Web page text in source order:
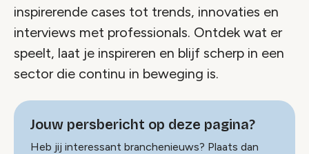
inspirerende cases tot trends, innovaties en
interviews met professionals. Ontdek wat er
speelt, laat je inspireren en blijf scherp in een
sector die continu in beweging is.
Jouw persbericht op deze pagina?
Heb jij interessant branchenieuws? Plaats dan